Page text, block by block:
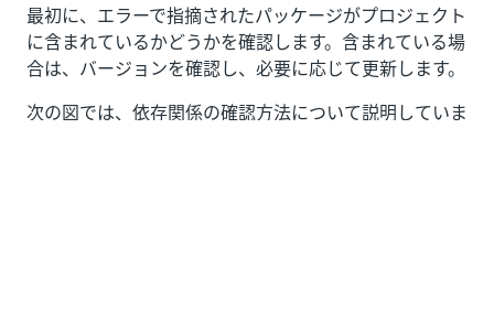
最初に、エラーで指摘されたパッケージがプロジェクト
に含まれているかどうかを確認します。含まれている場
合は、バージョンを確認し、必要に応じて更新します。
次の図では、依存関係の確認方法について説明していま